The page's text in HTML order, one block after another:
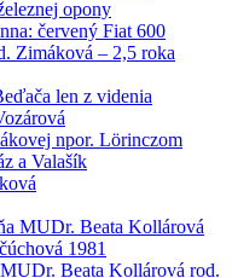
opony
červený Fiat 600
Zimáková – 2,5 roka
len z videnia
npor. Lörinczom
a Valašík
MUDr. Beata Kollárová
1981
Beata Kollárová rod.